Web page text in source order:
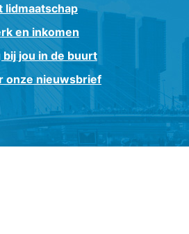
lidmaatschap
en inkomen
jou in de buurt
onze nieuwsbrief